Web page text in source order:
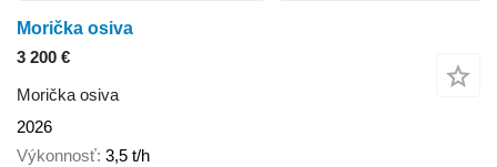
Morička osiva
3 200 €
Morička osiva
2026
Výkonnosť 3,5 t/h